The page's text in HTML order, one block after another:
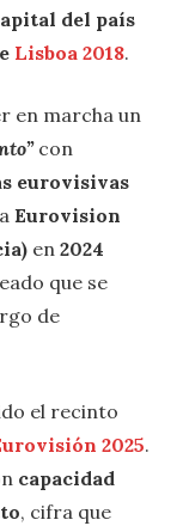
del país
Lisboa 2018.
en marcha un
con
eurovisivas
Eurovision
en 2024
que se
de
el recinto
2025.
capacidad
, cifra que